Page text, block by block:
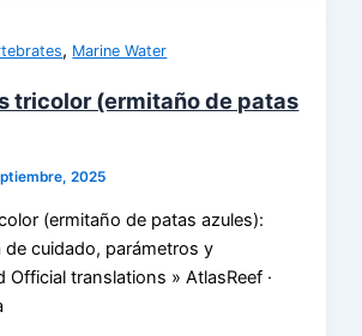
, Marine Water
tricolor (ermitaño de patas
2025
(ermitaño de patas azules):
de cuidado, parámetros y
Official translations » AtlasReef ·